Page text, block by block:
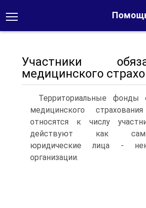
Участники
медицинского
Территориальные фонды
медицинского
относятся к числу
действуют как
юридические лица -
организации.